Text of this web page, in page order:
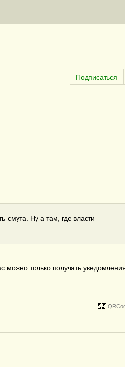
смута. Ну а там, где власти
можно только получать